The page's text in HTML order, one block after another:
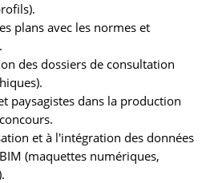
plans avec les normes et
des dossiers de consultation
paysagistes dans la production
et à l'intégration des données
(maquettes numériques,